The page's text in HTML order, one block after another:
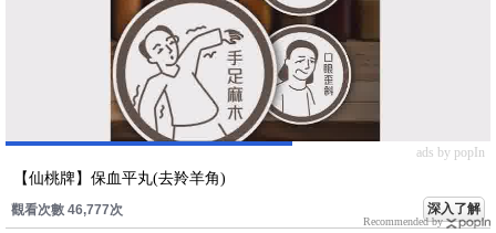
ads by popIn
【仙桃牌】保血平丸(去羚羊角)
觀看次數 46,777次 深入了解
Recommended by